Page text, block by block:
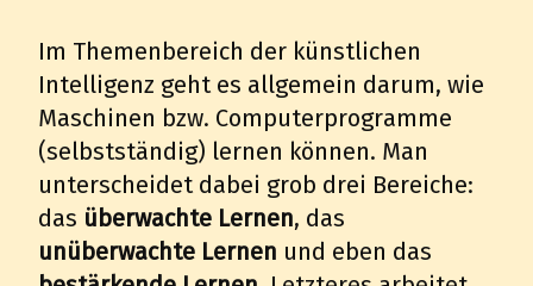
Im Themenbereich der künstlichen
Intelligenz geht es allgemein darum, wie
Maschinen bzw. Computerprogramme
(selbstständig) lernen können. Man
unterscheidet dabei grob drei Bereiche:
das überwachte Lernen, das
unüberwachte Lernen und eben das